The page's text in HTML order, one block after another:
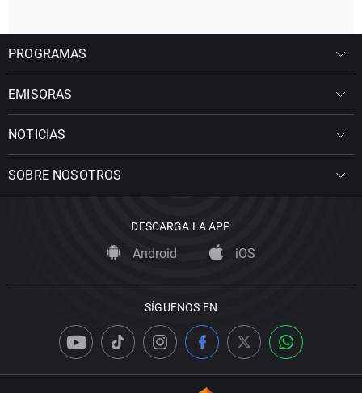
PROGRAMAS
EMISORAS
NOTICIAS
SOBRE NOSOTROS
DESCARGA LA APP
Android iOS
SÍGUENOS EN